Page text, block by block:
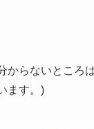
からないとこ
ます。)